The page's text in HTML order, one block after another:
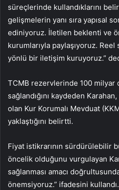
süreçlerinde kullandıklarını
gelişmelerin yanı sıra yapısal
ediniyoruz. İletilen beklenti ve
kurumlarıyla paylaşıyoruz.
yönlü bir iletişim kuruyoruz.”
TCMB rezervlerinde 100 milyar
sağlandığını kaydeden
olan Kur Korumalı Mevduat
yaklaştığını belirtti.
Fiyat istikrarının sürdürülebilir
öncelik olduğunu vurgulayan
sağlanması amacı
önemsiyoruz.” ifadesini kullandı.